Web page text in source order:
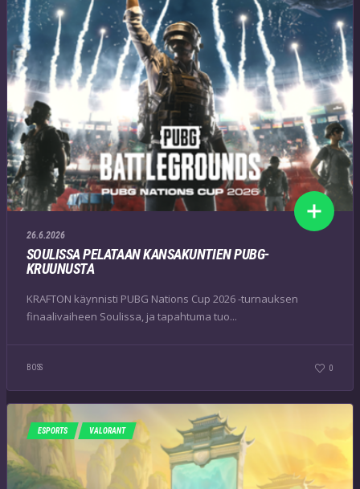
26.6.2026
SOULISSA PELATAAN KANSAKUNTIEN PUBG-
KRUUNUSTA
KRAFTON käynnisti PUBG Nations Cup 2026 -turnauksen
finaalivaiheen Soulissa, ja tapahtuma tuo...
BOSS 0
ESPORTS VALORANT